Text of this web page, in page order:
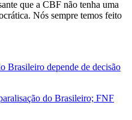
que a CBF não tenha uma
Nós sempre temos feito
Brasileiro depende de decisão
do Brasileiro; FNF